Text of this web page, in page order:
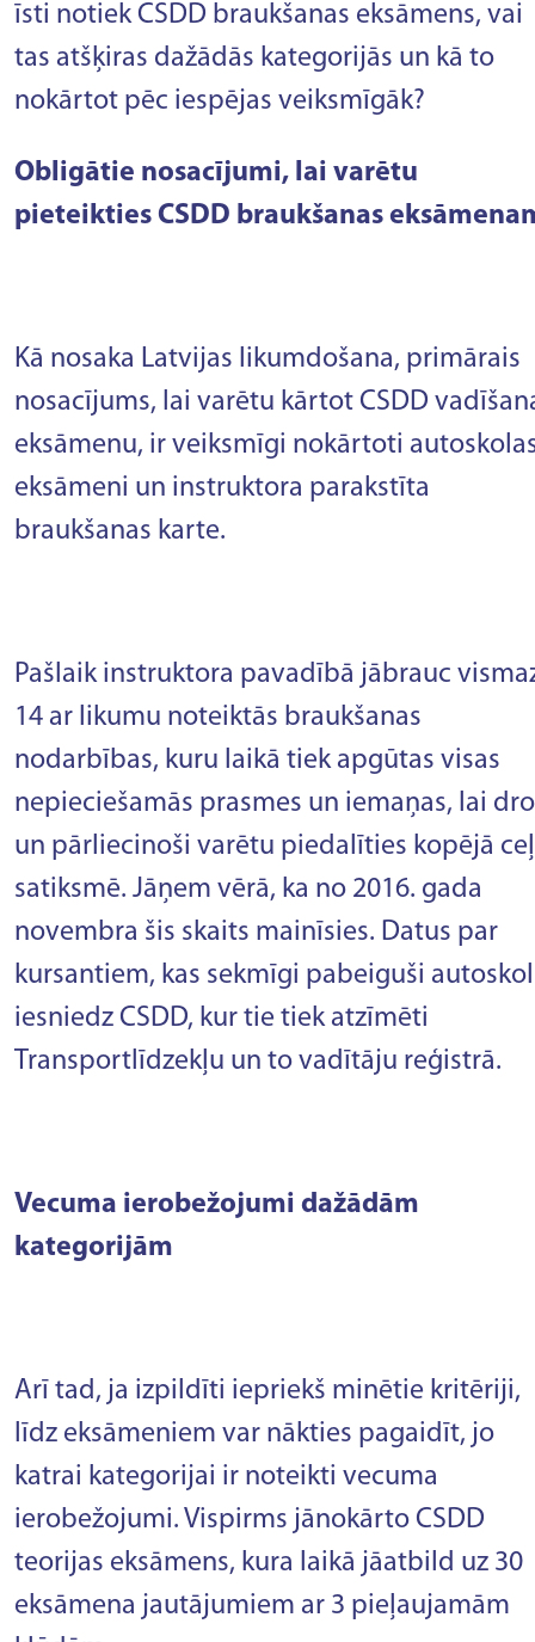
īsti notiek CSDD braukšanas eksāmens, vai
tas atšķiras dažādās kategorijās un kā to
nokārtot pēc iespējas veiksmīgāk?
Obligātie nosacījumi, lai varētu
pieteikties CSDD braukšanas
Kā nosaka Latvijas likumdošana, primārais
nosacījums, lai varētu kārtot CSDD
eksāmenu, ir veiksmīgi nokārtoti
eksāmeni un instruktora parakstīta
braukšanas karte.
Pašlaik instruktora pavadībā jābrauc
14 ar likumu noteiktās braukšanas
nodarbības, kuru laikā tiek apgūtas visas
nepieciešamās prasmes un iemaņas, lai
un pārliecinoši varētu piedalīties kopējā
satiksmē. Jāņem vērā, ka no 2016. gada
novembra šis skaits mainīsies. Datus par
kursantiem, kas sekmīgi pabeiguši
iesniedz CSDD, kur tie tiek atzīmēti
Transportlīdzekļu un to vadītāju reģistrā.
Vecuma ierobežojumi dažādām
kategorijām
Arī tad, ja izpildīti iepriekš minētie kritēriji,
līdz eksāmeniem var nākties pagaidīt, jo
katrai kategorijai ir noteikti vecuma
ierobežojumi. Vispirms jānokārto CSDD
teorijas eksāmens, kura laikā jāatbild uz 30
eksāmena jautājumiem ar 3 pieļaujamām